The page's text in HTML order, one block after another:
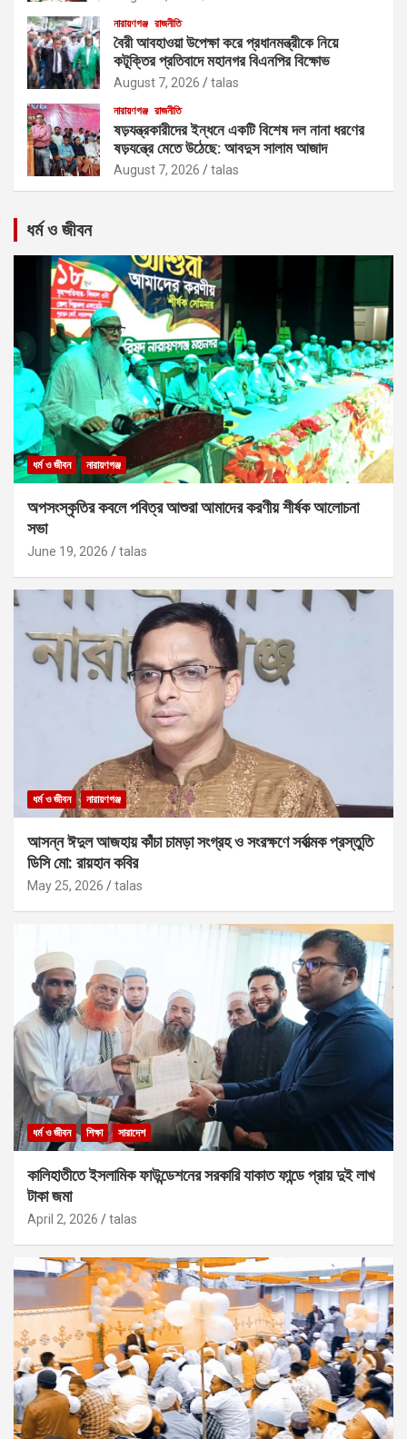
নারায়ণগঞ্জ রাজনীতি
বৈরী আবহাওয়া উপেক্ষা করে প্রধানমন্ত্রীকে নিয়ে
কটূক্তির প্রতিবাদে মহানগর বিএনপির বিক্ষোভ
August 7, 2026 talas
নারায়ণগঞ্জ রাজনীতি
ষড়যন্ত্রকারীদের ইন্ধনে একটি বিশেষ দল নানা ধরণের
ষড়যন্ত্রে মেতে উঠেছে: আবদুস সালাম আজাদ
August 7, 2026 talas
ধর্ম ও জীবন
ধর্ম ও জীবন নারায়ণগঞ্জ
অপসংস্কৃতির কবলে পবিত্র আশুরা আমাদের করণীয় শীর্ষক আলোচনা
সভা
June 19, 2026 talas
ধর্ম ও জীবন নারায়ণগঞ্জ
আসন্ন ঈদুল আজহায় কাঁচা চামড়া সংগ্রহ ও সংরক্ষণে সর্বাত্মক প্রস্তুতি
ডিসি মো: রায়হান কবির
May 25, 2026 talas
ধর্ম ও জীবন শিক্ষা সারাদেশ
কালিহাতীতে ইসলামিক ফাউন্ডেশনের সরকারি যাকাত ফান্ডে প্রায় দুই লাখ
টাকা জমা
April 2, 2026 talas